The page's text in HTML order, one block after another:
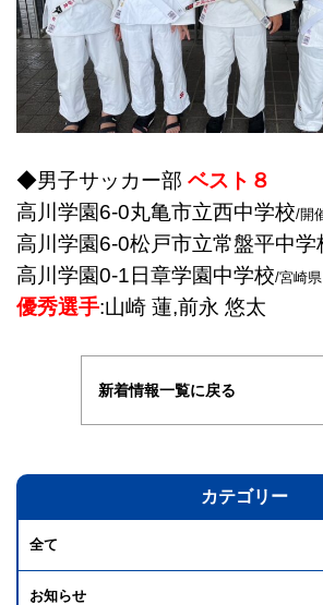
◆男子サッカー部 ベスト８
高川学園6-0丸亀市立西中学校/開
高川学園6-0松戸市立常盤平中学
高川学園0-1日章学園中学校/宮崎県
優秀選手:山崎 蓮,前永 悠太
新着情報一覧に戻る
カテゴリー
全て
お知らせ